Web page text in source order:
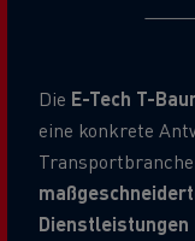
Die E-Tech T-
eine konkrete
Dienstleistungen